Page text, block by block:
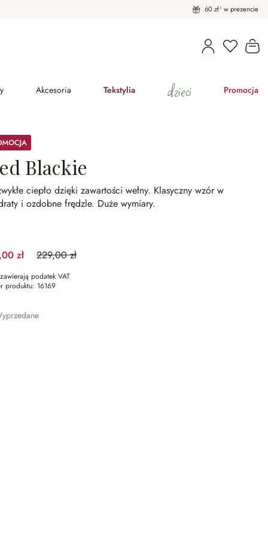
60 zł¹ w prezencie
Masz
Akcesoria Tekstylia dzieci Promocja
Blackie
ciepło dzięki zawartości wełny. Klasyczny wzór w
i ozdobne frędzle. Duże wymiary.
zł 229,00 zł
(30.57%spared)
podatek VAT
produktu: 16169